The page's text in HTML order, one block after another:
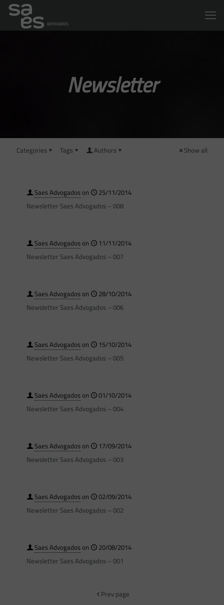
Newsletter
Categories Tags Authors Show all
Saes Advogadoson
25/11/2014
Newsletter Saes Advogados – 008
Saes Advogadoson
11/11/2014
Newsletter Saes Advogados – 007
Saes Advogadoson
28/10/2014
Newsletter Saes Advogados – 006
Saes Advogadoson
15/10/2014
Newsletter Saes Advogados – 005
Saes Advogadoson
01/10/2014
Newsletter Saes Advogados – 004
Saes Advogadoson
17/09/2014
Newsletter Saes Advogados – 003
Saes Advogadoson
02/09/2014
Newsletter Saes Advogados – 002
Saes Advogadoson
20/08/2014
Newsletter Saes Advogados – 001
Prev page